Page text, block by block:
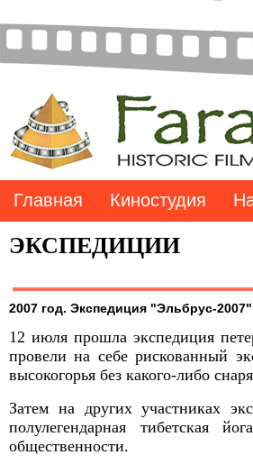
Главная Киностудия
ЭКСПЕДИЦИИ
2007 год. Экспедиция "Эльбрус-2007"
12 июля прошла экспедиция
провели на себе рискованный
высокогорья без какого-либо
Затем на других участниках
полулегендарная тибетская
общественности.